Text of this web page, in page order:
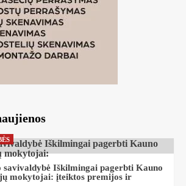
savivaldybė Iškilmingai pagerbti Kauno
mokytojai: įteiktos premijos ir